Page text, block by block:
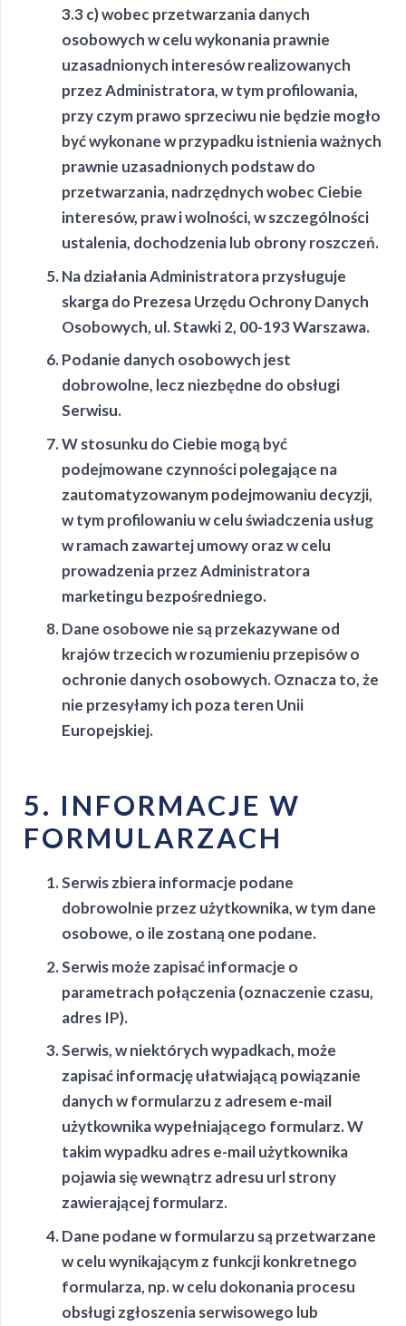
3.3 c) wobec przetwarzania danych
osobowych w celu wykonania prawnie
uzasadnionych interesów realizowanych
przez Administratora, w tym profilowania,
przy czym prawo sprzeciwu nie będzie mogło
być wykonane w przypadku istnienia ważnych
prawnie uzasadnionych podstaw do
przetwarzania, nadrzędnych wobec Ciebie
interesów, praw i wolności, w szczególności
ustalenia, dochodzenia lub obrony roszczeń.
Na działania Administratora przysługuje
skarga do Prezesa Urzędu Ochrony Danych
Osobowych, ul. Stawki 2, 00-193 Warszawa.
Podanie danych osobowych jest
dobrowolne, lecz niezbędne do obsługi
Serwisu.
W stosunku do Ciebie mogą być
podejmowane czynności polegające na
zautomatyzowanym podejmowaniu decyzji,
w tym profilowaniu w celu świadczenia usług
w ramach zawartej umowy oraz w celu
prowadzenia przez Administratora
marketingu bezpośredniego.
Dane osobowe nie są przekazywane od
krajów trzecich w rozumieniu przepisów o
ochronie danych osobowych. Oznacza to, że
nie przesyłamy ich poza teren Unii
Europejskiej.
5. INFORMACJE W
FORMULARZACH
Serwis zbiera informacje podane
dobrowolnie przez użytkownika, w tym dane
osobowe, o ile zostaną one podane.
Serwis może zapisać informacje o
parametrach połączenia (oznaczenie czasu,
adres IP).
Serwis, w niektórych wypadkach, może
zapisać informację ułatwiającą powiązanie
danych w formularzu z adresem e-mail
użytkownika wypełniającego formularz. W
takim wypadku adres e-mail użytkownika
pojawia się wewnątrz adresu url strony
zawierającej formularz.
Dane podane w formularzu są przetwarzane
w celu wynikającym z funkcji konkretnego
formularza, np. w celu dokonania procesu
obsługi zgłoszenia serwisowego lub